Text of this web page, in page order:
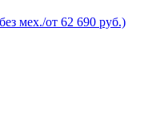
мех./от 62 690 руб.)